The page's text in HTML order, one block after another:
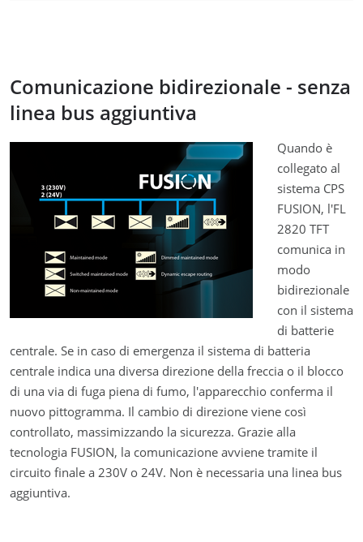
Comunicazione bidirezionale - senza
linea bus aggiuntiva
Quando è
collegato al
sistema CPS
FUSION, l'FL
2820 TFT
comunica in
modo
bidirezionale
con il sistema
di batterie
centrale. Se in caso di emergenza il sistema di batteria
centrale indica una diversa direzione della freccia o il blocco
di una via di fuga piena di fumo, l'apparecchio conferma il
nuovo pittogramma. Il cambio di direzione viene così
controllato, massimizzando la sicurezza. Grazie alla
tecnologia FUSION, la comunicazione avviene tramite il
circuito finale a 230V o 24V. Non è necessaria una linea bus
aggiuntiva.